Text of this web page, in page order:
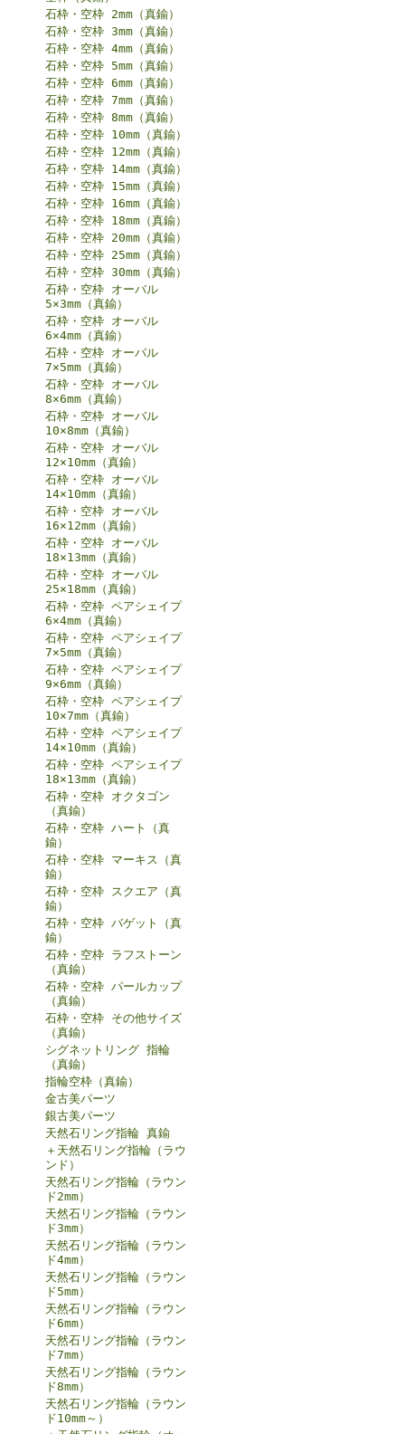
石枠・空枠 2mm（真鍮）
石枠・空枠 3mm（真鍮）
石枠・空枠 4mm（真鍮）
石枠・空枠 5mm（真鍮）
石枠・空枠 6mm（真鍮）
石枠・空枠 7mm（真鍮）
石枠・空枠 8mm（真鍮）
石枠・空枠 10mm（真鍮）
石枠・空枠 12mm（真鍮）
石枠・空枠 14mm（真鍮）
石枠・空枠 15mm（真鍮）
石枠・空枠 16mm（真鍮）
石枠・空枠 18mm（真鍮）
石枠・空枠 20mm（真鍮）
石枠・空枠 25mm（真鍮）
石枠・空枠 30mm（真鍮）
石枠・空枠 オーバル
5×3mm（真鍮）
石枠・空枠 オーバル
6×4mm（真鍮）
石枠・空枠 オーバル
7×5mm（真鍮）
石枠・空枠 オーバル
8×6mm（真鍮）
石枠・空枠 オーバル
10×8mm（真鍮）
石枠・空枠 オーバル
12×10mm（真鍮）
石枠・空枠 オーバル
14×10mm（真鍮）
石枠・空枠 オーバル
16×12mm（真鍮）
石枠・空枠 オーバル
18×13mm（真鍮）
石枠・空枠 オーバル
25×18mm（真鍮）
石枠・空枠 ペアシェイプ
6×4mm（真鍮）
石枠・空枠 ペアシェイプ
7×5mm（真鍮）
石枠・空枠 ペアシェイプ
9×6mm（真鍮）
石枠・空枠 ペアシェイプ
10×7mm（真鍮）
石枠・空枠 ペアシェイプ
14×10mm（真鍮）
石枠・空枠 ペアシェイプ
18×13mm（真鍮）
石枠・空枠 オクタゴン
（真鍮）
石枠・空枠 ハート（真
鍮）
石枠・空枠 マーキス（真
鍮）
石枠・空枠 スクエア（真
鍮）
石枠・空枠 バゲット（真
鍮）
石枠・空枠 ラフストーン
（真鍮）
石枠・空枠 パールカップ
（真鍮）
石枠・空枠 その他サイズ
（真鍮）
シグネットリング 指輪
（真鍮）
指輪空枠（真鍮）
金古美パーツ
銀古美パーツ
天然石リング指輪 真鍮
＋天然石リング指輪（ラウ
ンド）
天然石リング指輪（ラウン
ド2mm）
天然石リング指輪（ラウン
ド3mm）
天然石リング指輪（ラウン
ド4mm）
天然石リング指輪（ラウン
ド5mm）
天然石リング指輪（ラウン
ド6mm）
天然石リング指輪（ラウン
ド7mm）
天然石リング指輪（ラウン
ド8mm）
天然石リング指輪（ラウン
ド10mm～）